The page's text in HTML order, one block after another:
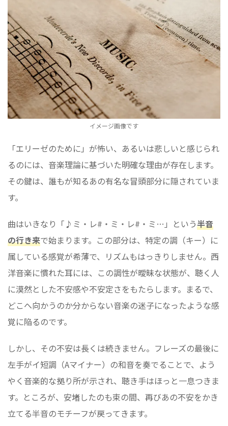
イメージ画像です
「エリーゼのために」が怖い、あるいは悲しいと感じられ
るのには、音楽理論に基づいた明確な理由が存在します。
その鍵は、誰もが知るあの有名な冒頭部分に隠されていま
す。
曲はいきなり「♪ミ・レ#・ミ・レ#・ミ…」という半音
の行き来で始まります。この部分は、特定の調（キー）に
属している感覚が希薄で、リズムもはっきりしません。西
洋音楽に慣れた耳には、この調性が曖昧な状態が、聴く人
に漠然とした不安感や不安定さをもたらします。まるで、
どこへ向かうのか分からない音楽の迷子になったような感
覚に陥るのです。
しかし、その不安は長くは続きません。フレーズの最後に
左手がイ短調（Aマイナー）の和音を奏でることで、よう
やく音楽的な拠り所が示され、聴き手はほっと一息つきま
す。ところが、安堵したのも束の間、再びあの不安をかき
立てる半音のモチーフが戻ってきます。